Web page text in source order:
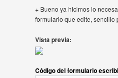
+ Bueno ya hicimos lo
formulario que edite, sencillo
Vista previa:
Código del formulario